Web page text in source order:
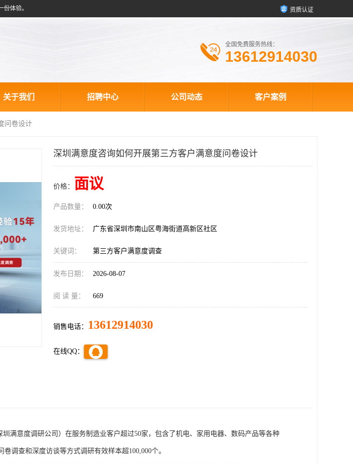
体验。 资质认证
全国免费服务热线：
13612914030
关于我们 招聘中心 公司动态 客户案例
问卷设计
深圳满意度咨询如何开展第三方客户满意度问卷设计
价格： 面议
产品数量： 0.00次
发货地址： 广东省深圳市南山区粤海街道高新区社区
关键词： 第三方客户满意度调查
发布日期： 2026-08-07
阅 读 量： 669
销售电话： 13612914030
在线QQ：
圳满意度调研公司） 在服务制造业客户超过50家，包含了机电、 家用电器、 数码产品等各种
卷调查和深度访谈等方式调研有效样本超100,000个。